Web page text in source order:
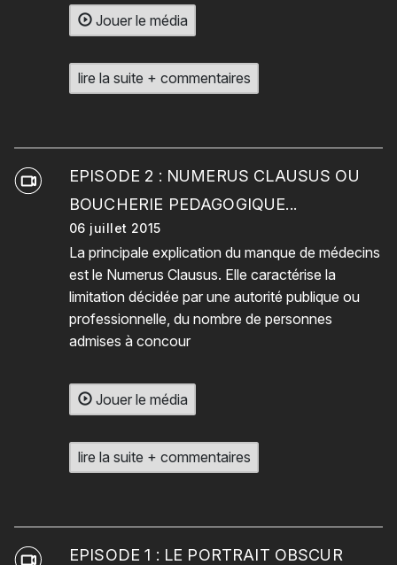
Jouer le média
lire la suite + commentaires
EPISODE 2 : NUMERUS CLAUSUS OU
BOUCHERIE PEDAGOGIQUE...
06 juillet 2015
La principale explication du manque de médecins
est le Numerus Clausus. Elle caractérise la
limitation décidée par une autorité publique ou
professionnelle, du nombre de personnes
admises à concour
Jouer le média
lire la suite + commentaires
EPISODE 1 : LE PORTRAIT OBSCUR